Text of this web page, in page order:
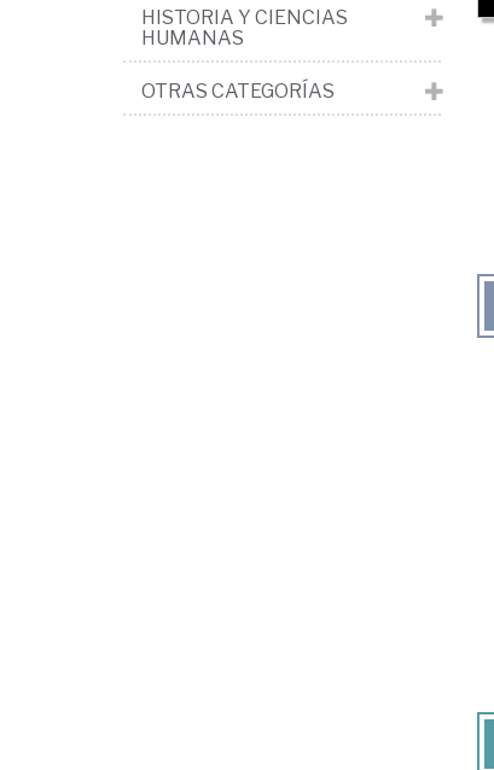
HISTORIA Y CIENCIAS
HUMANAS
OTRAS CATEGORÍAS